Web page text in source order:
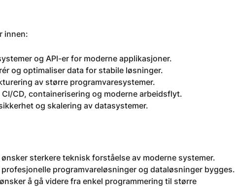
innen:
og API-er for moderne applikasjoner.
og optimaliser data for stabile løsninger.
av større programvaresystemer.
CD, containerisering og moderne arbeidsflyt.
og skalering av datasystemer.
sterkere teknisk forståelse av moderne systemer.
programvareløsninger og dataløsninger bygges.
å gå videre fra enkel programmering til større